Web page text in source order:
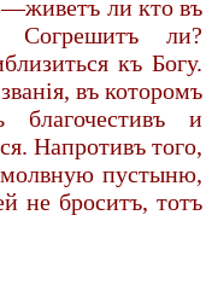
ли кто въ
Согрешитъ ли?
къ Богу.
въ которомъ
благочестивъ и
Напротивъ того,
пустыню,
не броситъ, тотъ